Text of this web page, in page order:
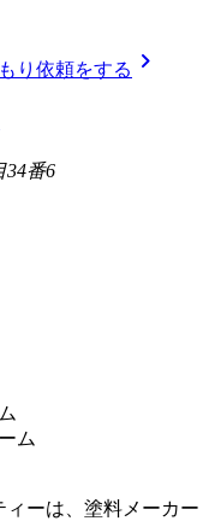
り依頼をする chevron_right
34番6
ム
ーは、塗料メーカー